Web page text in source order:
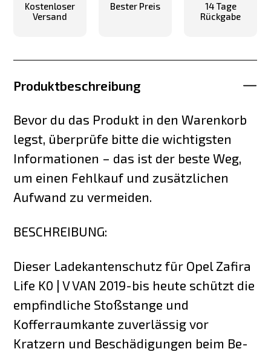
Kostenloser
Versand
Bester Preis
14 Tage
Rückgabe
Produktbeschreibung
Bevor du das Produkt in den Warenkorb
legst, überprüfe bitte die wichtigsten
Informationen – das ist der beste Weg,
um einen Fehlkauf und zusätzlichen
Aufwand zu vermeiden.
BESCHREIBUNG:
Dieser Ladekantenschutz für Opel Zafira
Life K0 | V VAN 2019-bis heute schützt die
empfindliche Stoßstange und
Kofferraumkante zuverlässig vor
Kratzern und Beschädigungen beim Be-